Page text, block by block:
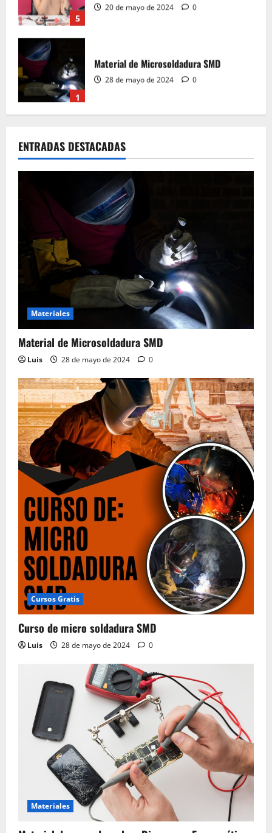
5
20 de mayo de 2024 0
1
Material de Microsoldadura SMD
28 de mayo de 2024 0
2
Curso de micro soldadura SMD
28 de mayo de 2024 0
Material de aprender a leer Diagramas
Esquemáticos Electrónicos, Manuales de
Servicio
28 de mayo de 2024 0
4
Aprende a leer Diagramas Esquemáticos
Electrónicos, Manuales de Servicio
28 de mayo de 2024 0
5
Maquillaje y Uñas
20 de mayo de 2024 0
ENTRADAS DESTACADAS
Materiales
Material de Microsoldadura SMD
Luis 28 de mayo de 2024 0
Cursos Gratis
Curso de micro soldadura SMD
Luis 28 de mayo de 2024 0
Materiales